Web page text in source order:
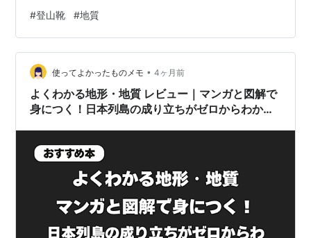
甲と比べて一番対照的だったのが京都の山で、もし他の
地域が多かったら、そちらを引き合いに出しましたが、
気分を害された方がいたら申し訳なく思います。 登山の
後は毎回靴を洗ってますが、六甲に行った後は割と簡単
に落ちる（そもそもあまり汚れがつかないことが多い）
のに対し、京都に行った後は１回洗っただけで…
#登山靴 #地質
使ってよかったものメモ • 4ヶ月前
よくわかる地形・地質 レビュー｜マンガと図解で
身につく！日本列島の成り立ちがゼロからわかる